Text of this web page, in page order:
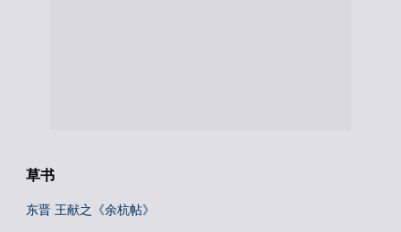
草书
东晋 王献之《余杭帖》